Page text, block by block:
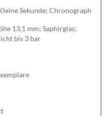
Sekunde; Chronograph
13,1 mm; Saphirglas;
bis 3 bar